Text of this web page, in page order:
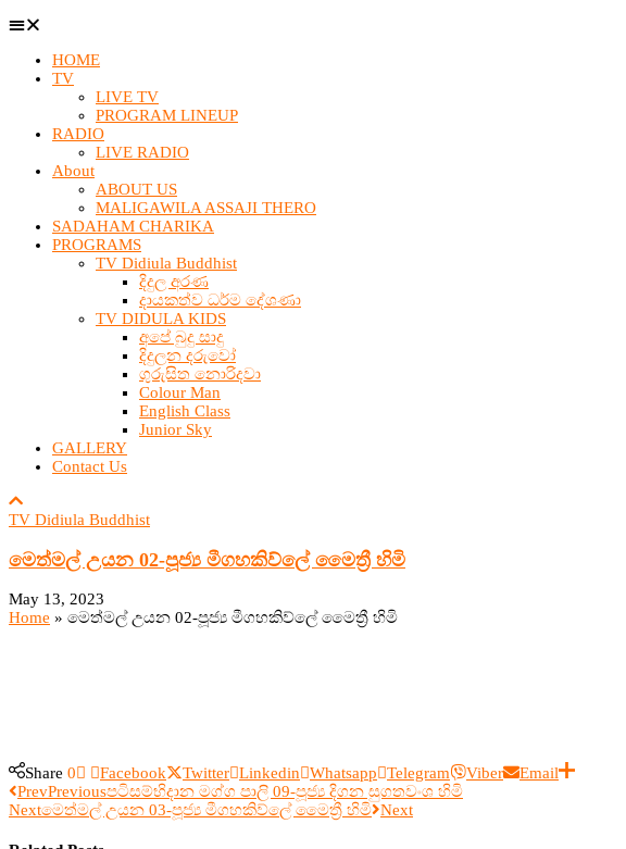
HOME
TV
LIVE TV
PROGRAM LINEUP
RADIO
LIVE RADIO
About
ABOUT US
MALIGAWILA ASSAJI THERO
SADAHAM CHARIKA
PROGRAMS
TV Didiula Buddhist
දිදුල අරණ
දායකත්ව ධර්ම දේශණා
TV DIDULA KIDS
අපේ බුදු සාදු
දිදුලන දරුවෝ
ගුරුසිත නොරිදවා
Colour Man
English Class
Junior Sky
GALLERY
Contact Us
TV Didiula Buddhist
මෙත්මල් උයන 02-පූජ්‍ය මීගහකිව්ලේ මෛත්‍රී හිමි
May 13, 2023
Home » මෙත්මල් උයන 02-පූජ්‍ය මීගහකිව්ලේ මෛත්‍රී හිමි
Share 0 Facebook Twitter Linkedin Whatsapp Telegram Viber
Email
PrevPreviousපටිසම්භිදාන මග්ග පාලි 09-පූජ්‍ය දිගන සුගතවංශ හිමි
Nextමෙත්මල් උයන 03-පූජ්‍ය මීගහකිව්ලේ මෛත්‍රී හිමි Next